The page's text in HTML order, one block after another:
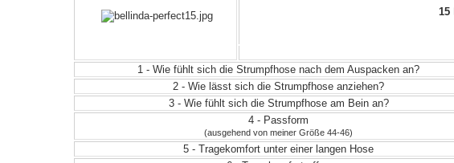
15
1 - Wie fühlt sich die Strumpfhose nach dem Auspacken an?
2 - Wie lässt sich die Strumpfhose anziehen?
3 - Wie fühlt sich die Strumpfhose am Bein an?
4 - Passform
(ausgehend von meiner Größe 44-46)
5 - Tragekomfort unter einer langen Hose